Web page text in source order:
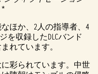
ほか、2人の指導者、4
を収録したDLCバンド
れています。
彩られています。中世